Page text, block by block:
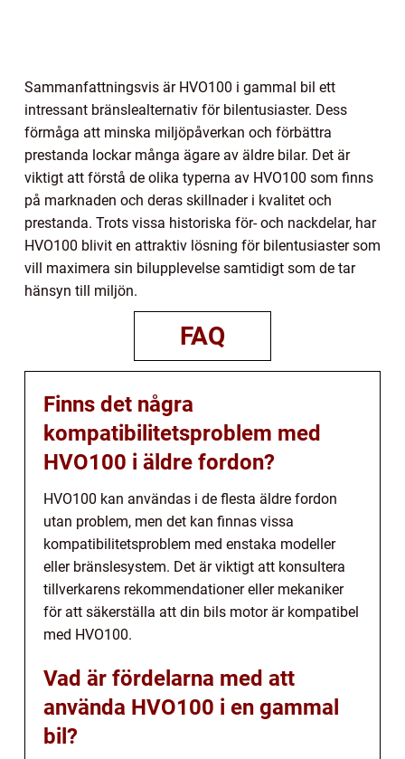
Sammanfattningsvis är HVO100 i gammal bil ett
intressant bränslealternativ för bilentusiaster. Dess
förmåga att minska miljöpåverkan och förbättra
prestanda lockar många ägare av äldre bilar. Det är
viktigt att förstå de olika typerna av HVO100 som finns
på marknaden och deras skillnader i kvalitet och
prestanda. Trots vissa historiska för- och nackdelar, har
HVO100 blivit en attraktiv lösning för bilentusiaster som
vill maximera sin bilupplevelse samtidigt som de tar
hänsyn till miljön.
FAQ
Finns det några
kompatibilitetsproblem med
HVO100 i äldre fordon?
HVO100 kan användas i de flesta äldre fordon
utan problem, men det kan finnas vissa
kompatibilitetsproblem med enstaka modeller
eller bränslesystem. Det är viktigt att konsultera
tillverkarens rekommendationer eller mekaniker
för att säkerställa att din bils motor är kompatibel
med HVO100.
Vad är fördelarna med att
använda HVO100 i en gammal
bil?